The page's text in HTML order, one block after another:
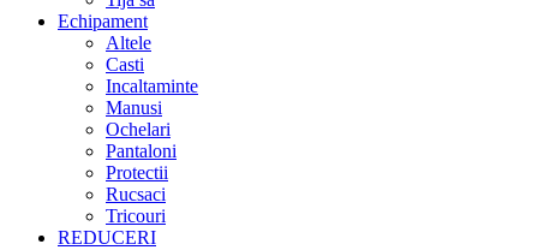
Echipament
Altele
Casti
Incaltaminte
Manusi
Ochelari
Pantaloni
Protectii
Rucsaci
Tricouri
REDUCERI